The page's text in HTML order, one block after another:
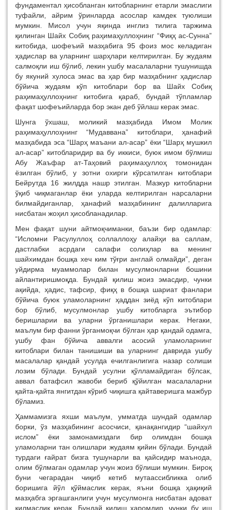
фундаментал ҳисобланган китобларнинг етарли эмаслиги
туфайли, айрим ўринларда асослар камдек туюлиши
мумкин. Мисол учун яқинда инглиз тилига таржима
қилинган Шайх Собиқ раҳимаҳуллоҳнинг “Фиқҳ ас-Сунна”
китобида, шофеъий мазҳабига 95 фоиз мос келадиган
ҳадислар ва уларнинг шарҳлари келтирилган. Бу жудаям
салмоқли иш бўлиб, лекин ушбу масалаларни тушунишда
бу якуний хулоса эмас ва ҳар бир мазҳабнинг ҳадислар
бўйича жудаям кўп китоблари бор ва Шайх Собиқ
раҳимаҳуллоҳнинг китобига қараб, бундай тўпламлар
фақат шофеъийларда бор экан деб ўйлаш керак эмас.
Шунга ўхшаш, моликий мазҳабида Имом Молик
раҳимаҳуллоҳнинг “Мудаввана” китоблари, ҳанафий
мазҳабида эса “Шарҳ маъани ал-асар” ёки “Шарҳ мушкил
ал-асар” китобларидир ва бу иккиси, буюк имом бўлмиш
Абу Жаъфар ат-Таҳовий раҳимаҳуллоҳ томонидан
ёзилган бўлиб, у зотни охирги кўрсатилган китоблари
Бейрутда 16 жилдда нашр этилган. Мазкур китобларни
ўқиб чиқмаганлар ёки уларда келтирилган нарсаларни
билмайдиганлар, ҳанафий мазҳабининг далилларига
нисбатан жоҳил ҳисобланадилар.
Мен фақат шуни айтмоқчиманки, баъзи бир одамлар:
“Исломни Расулуллоҳ соллаллоҳу алайҳи ва саллам,
дастлабки асрдаги салафи солиҳлар ва менинг
шайхимдан бошқа хеч ким тўғри англай олмайди”, деган
уйдирма муаммолар билан мусулмонларни бошини
айлантиришмоқда. Бундай қилиш жоиз эмасдир, чунки
ақийда, ҳадис, тафсир, фиқҳ в бошқа шариат фанлари
бўйича буюк уламоларнинг ҳаддан зиёд кўп китоблари
бор бўлиб, мусулмонлар ушбу китобларга эътибор
беришларии ва уларни ўрганишлари керак. Негаки,
маълум бир фанни ўрганмоқчи бўлган ҳар қандай одамга,
ушбу фан бўйича аввалги асосий уламоларнинг
китоблари билан танишиши ва уларнинг даврида ушбу
масалалар қандай усулда ечилганлигига назар солиши
лозим бўлади. Бундай усулни қўлламайдиган бўлсак,
аввал батафсил жавоби бериб қўйилган масалаларни
қайта-қайта янгитдан кўриб чиқишга қайтаверишга мажбур
бўламиз.
Ҳаммамизга яхши маълум, умматда шундай одамлар
борки, ўз мазҳабининг асосчиси, қанақангидир “шайхул
ислом” ёки замонамиздаги бир олимдан бошқа
уламоларни тан олишлари жудаям қийин бўлади. Бундай
турдаги ғайрат бизга тушунарли ва қайсидир маънода,
олим бўлмаган одамлар учун жоиз бўлиши мумкин. Бироқ
буни чегарадан чиқиб кетиб мутаассибликка олиб
боришига йўл қўймаслик керак, яъни бошқа ҳақиқий
мазҳабга эргашганлиги учун мусулмонга нисбатан адоват
қилмаслик керак. Бундай қилиш ҳаромдир, чунки бу иш